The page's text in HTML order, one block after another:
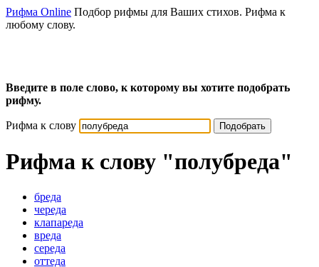
Рифма Online Подбор рифмы для Ваших стихов. Рифма к
любому слову.
Введите в поле слово, к которому вы хотите подобрать
рифму.
Рифма к слову Подобрать
Рифма к слову "полубреда"
бреда
череда
клапареда
вреда
середа
оттеда